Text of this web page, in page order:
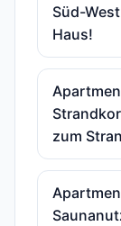
Süd-
Haus!
zum